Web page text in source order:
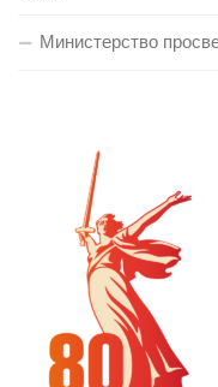
Министерство